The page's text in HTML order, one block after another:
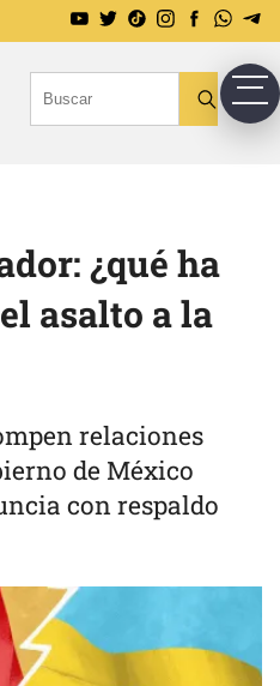
¿qué ha
asalto a la
relaciones
de México
con respaldo